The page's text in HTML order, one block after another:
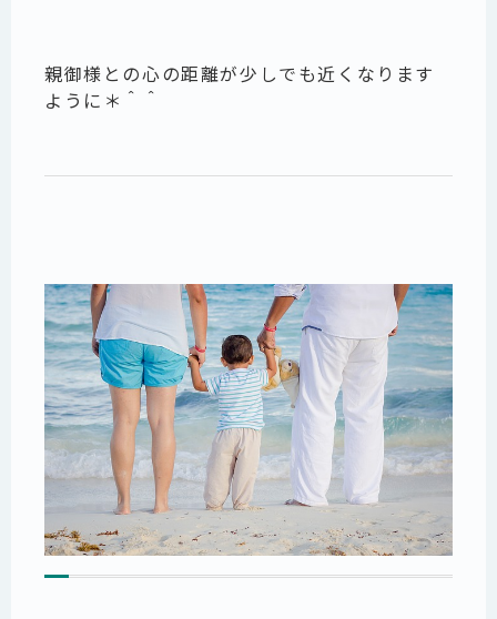
親御様との心の距離が少しでも近くなります
ように＊＾＾